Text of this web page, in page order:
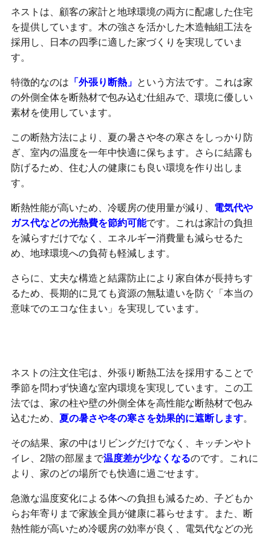
ネストは、顧客の家計と地球環境の両方に配慮した住宅
を提供しています。木の強さを活かした木造軸組工法を
採用し、日本の四季に適した家づくりを実現していま
す。
特徴的なのは 「外張り断熱」 という方法です。これは家
の外側全体を断熱材で包み込む仕組みで、環境に優しい
素材を使用しています。
この断熱方法により、夏の暑さや冬の寒さをしっかり防
ぎ、室内の温度を一年中快適に保ちます。さらに結露も
防げるため、住む人の健康にも良い環境を作り出しま
す。
断熱性能が高いため、冷暖房の使用量が減り、 電気代や
ガス代などの光熱費を節約可能です。これは家計の負担
を減らすだけでなく、エネルギー消費量も減らせるた
め、地球環境への負荷も軽減します。
さらに、丈夫な構造と結露防止により家自体が長持ちす
るため、長期的に見ても資源の無駄遣いを防ぐ「本当の
意味でのエコな住まい」を実現しています。
ネストの注文住宅は、外張り断熱工法を採用することで
季節を問わず快適な室内環境を実現しています。この工
法では、家の柱や壁の外側全体を高性能な断熱材で包み
込むため、 夏の暑さや冬の寒さを効果的に遮断します。
その結果、家の中はリビングだけでなく、キッチンやト
イレ、2階の部屋まで温度差が少なくなるのです。これに
より、家のどの場所でも快適に過ごせます。
急激な温度変化による体への負担も減るため、子どもか
らお年寄りまで家族全員が健康に暮らせます。また、断
熱性能が高いため冷暖房の効率が良く、電気代などの光